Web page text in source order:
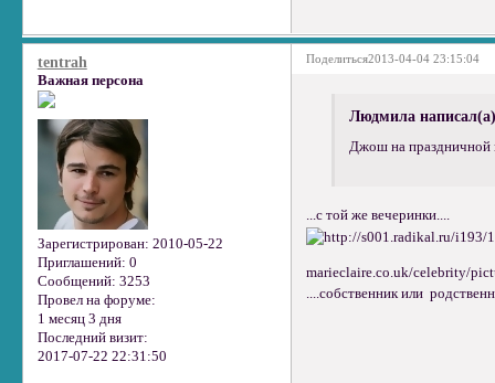
Поделиться2013-04-04 23:15:04
tentrah
Важная персона
Зарегистрирован: 2010-05-22
Приглашений: 0
Сообщений: 3253
Провел на форуме:
1 месяц 3 дня
Последний визит:
2017-07-22 22:31:50
Людмила
Джош на праздничной
...с той же вечеринки....
marieclaire.co.uk/celebrity/
....собственник или